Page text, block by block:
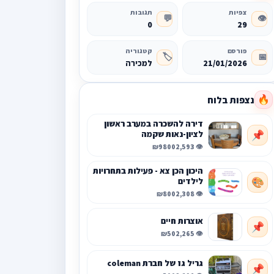
👁️ צפיות
29
💬 תגובות
0
📅 פורסם
21/01/2026
🏷️ קטגוריה
למכירה
🔥 נצפות בלוח
📌
דירה להשכרה במערב ראשון
לציון-נאות שקמה
👁️ 2,593
₪9800
🎨
היכון הכן צא - פעילות בתחרויות
לילדים
👁️ 2,308
₪800
📌 אוצרות חיים
👁️ 2,265
₪50
📌 גריל גז של חברת coleman